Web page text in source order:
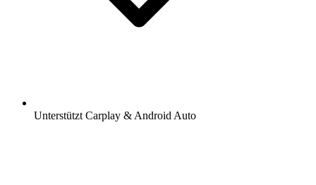
Unterstützt Carplay & Android Auto